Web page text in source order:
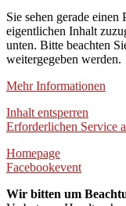
Sie sehen gerade einen
eigentlichen Inhalt
unten. Bitte beachten
weitergegeben werden.
Mehr Informationen
Inhalt entsperren
Erforderlichen Service
Homepage
Facebookevent
Wir bitten um